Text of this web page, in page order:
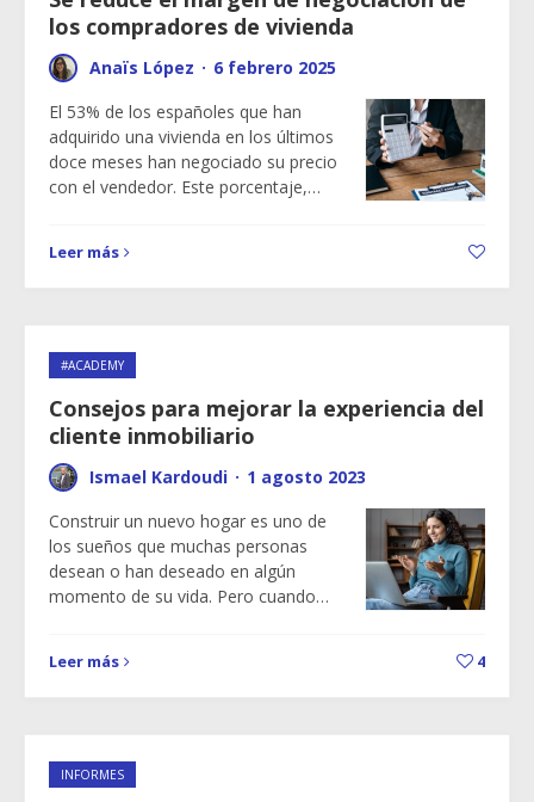
los compradores de vivienda
Anaïs López · 6 febrero 2025
El 53% de los españoles que han
adquirido una vivienda en los últimos
doce meses han negociado su precio
con el vendedor. Este porcentaje,…
Leer más
#ACADEMY
Consejos para mejorar la experiencia del
cliente inmobiliario
Ismael Kardoudi · 1 agosto 2023
Construir un nuevo hogar es uno de
los sueños que muchas personas
desean o han deseado en algún
momento de su vida. Pero cuando…
Leer más 4
INFORMES